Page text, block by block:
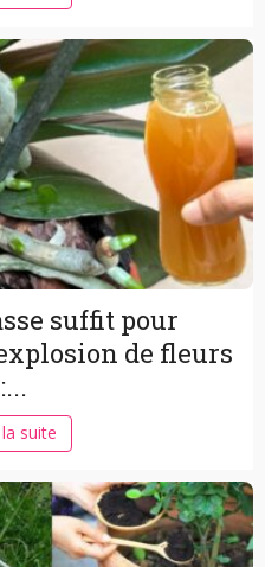
suffit pour
de fleurs
:...
suite